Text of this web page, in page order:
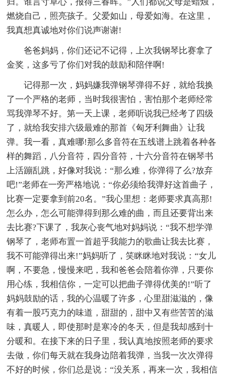
燃烧自己，照亮孩子。父爱如山，母爱如海。在这里，
我真想真诚地对你们说声谢谢!
爸爸妈妈，你们还记不记得，上次我钢琴比赛拿了
金奖，这多亏了你们对我的鼓励和陪伴啊!
记得那一次，妈妈嫌我弹钢琴弹得不好，就给我换
了一个严格的老师，当时我很害怕，害怕那个老师经常
骂我弹琴不好。第一天上课，老师听说我已经考了四级
了，就给我安排六级最难的那首《匈牙利舞曲》让我
弹。我一看，真难哪!那么多音符在五线谱上跳着各种各
样的舞蹈，八分音符，四分音符，十六分音符在钢琴书
上活蹦乱跳，好像对我说：“那么难，你弹得了么?放弃
吧!”老师在一旁严格地说：“你必须给我弹好这首曲子，
比赛一定要拿到前20名。”我心里想：老师要求真高那!
怎么办，怎么可能弹得到那么难的曲，而且还要背出来
去比赛?下课了，我灰心丧气地对妈妈说：“我不想学弹
钢琴了，老师布置一首超乎我能力的歌曲让我去比赛，
我不可能弹得出来!”妈妈听了，笑眯眯地对我说：“女儿
啊，不要急，慢慢来吧，我和爸爸会陪着你弹，只要你
用心练，我相信你，一定可以把曲子弹得优美的!”听了
妈妈鼓励的话，我的心温暖了许多，心里甜滋滋的，像
有着一股巧克力的味道，甜甜的，甜中又有些苦苦的滋
味，真暖人，即使那时是寒冷的冬天，但是我却感到十
分暖和。在接下来的日子里，我认真地按照老师的要求
去做，你们每天就在我身边陪着我弹，当我一次次弹得
不好的时候，你们总是说：“没关系，再来一次，我相信